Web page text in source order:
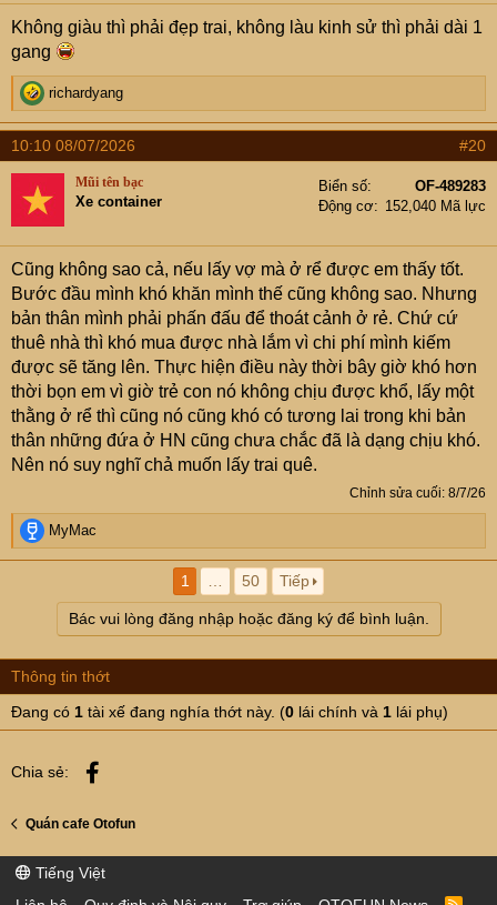
s
:
Không giàu thì phải đẹp trai, không làu kinh sử thì phải dài 1
gang
R
e
a
c
t
i
n
s
:
richardyang
10:10 08/07/2026 #20
Mũi tên bạc
Xe container
Biển số
OF-489283
Động cơ
152,040 Mã lực
Cũng không sao cả, nếu lấy vợ mà ở rể được em thấy tốt.
Bước đầu mình khó khăn mình thế cũng không sao. Nhưng
bản thân mình phải phấn đấu để thoát cảnh ở rẻ. Chứ cứ
thuê nhà thì khó mua được nhà lắm vì chi phí mình kiếm
được sẽ tăng lên. Thực hiện điều này thời bây giờ khó hơn
thời bọn em vì giờ trẻ con nó không chịu được khổ, lấy một
thằng ở rể thì cũng nó cũng khó có tương lai trong khi bản
thân những đứa ở HN cũng chưa chắc đã là dạng chịu khó.
Nên nó suy nghĩ chả muốn lấy trai quê.
Chỉnh sửa cuối: 8/7/26
R
e
s
MyMac
1 … 50 Tiếp
Bác vui lòng đăng nhập hoặc đăng ký để bình luận.
Thông tin thớt
Đang có 1 tài xế đang nghía thớt này. (0 lái chính và 1 lái phụ)
Chia sẻ:
Quán cafe Otofun
Tiếng Việt